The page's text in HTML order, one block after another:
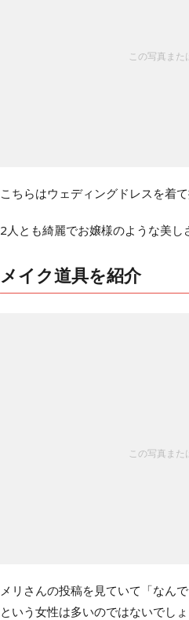
この写真ま
こちらはウェディングドレスを着
2人とも綺麗でお嬢様のような美
メイク道具を紹介
この写真ま
メリさんの投稿を見ていて「なん
という女性は多いのではないでし